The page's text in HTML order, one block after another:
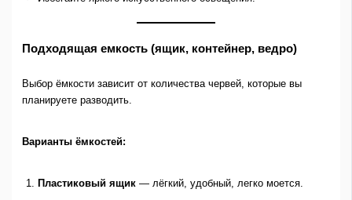
Подходящая емкость (ящик, контейнер, ведро)
Выбор ёмкости зависит от количества червей, которые вы
планируете разводить.
Варианты ёмкостей:
Пластиковый ящик— лёгкий, удобный, легко моется.